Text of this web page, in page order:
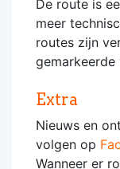
De route is
meer
routes zijn
gemarkeerde
Extra
Nieuws en
volgen op
Wanneer er